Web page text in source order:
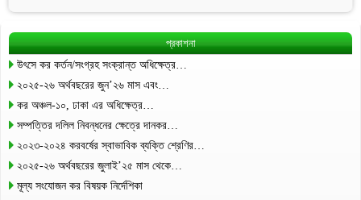
প্রকাশনা
উৎসে কর কর্তন/সংগ্রহ সংক্রান্ত অধিক্ষেত্র…
২০২৫-২৬ অর্থবছরের জুন’২৬ মাস এবং…
কর অঞ্চল-১০, ঢাকা এর অধিক্ষেত্র…
সম্পত্তির দলিল নিবন্ধনের ক্ষেত্রে দানকর…
২০২৩-২০২৪ করবর্ষের স্বাভাবিক ব্যক্তি শ্রেণির…
২০২৫-২৬ অর্থবছরের জুলাই’২৫ মাস থেকে…
মূল্য সংযোজন কর বিষয়ক নির্দেশিকা